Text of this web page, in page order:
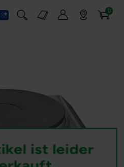
Suchfeld einblenden
Markt-Angebote 0
Artikel